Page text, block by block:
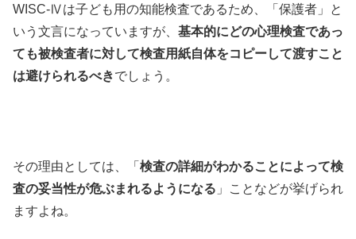
WISC-Ⅳは子ども用の知能検査であるため、「保護者」と
いう文言になっていますが、 基本的にどの心理検査であっ
ても被検査者に対して検査用紙自体をコピーして渡すこと
は避けられるべきでしょう。
その理由としては、「 検査の詳細がわかることによって検
査の妥当性が危ぶまれるようになる 」ことなどが挙げられ
ますよね。